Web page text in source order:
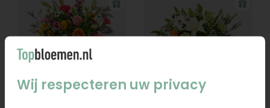
Wij respecteren uw privacy